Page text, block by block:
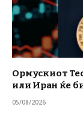
Ормускиот
или Иран ќе
05/08/2026